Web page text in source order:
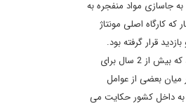
جاسازی مواد منفجره به
کارگاه اصلی مونتاژ
بازرسان آژانس انرژی اتمی بیش از7 بار مورد بازرسی و بازدید قرار گرفته بود.
همچنین شیوه انفجار و مواد به کار رفته در این عملیات با داشتن اطلاعات دقیقی که از طریق بازرسان به دست آورده بودند، نشان می دهد که بیش از 2 سال برای
میان بعضی از عوامل
به داخل کشور حکایت می